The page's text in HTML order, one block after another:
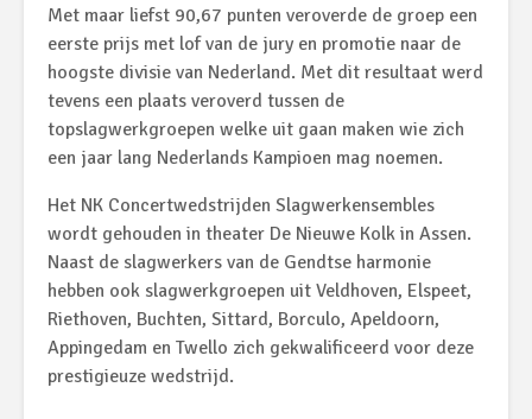
Met maar liefst 90,67 punten veroverde de groep een
eerste prijs met lof van de jury en promotie naar de
hoogste divisie van Nederland. Met dit resultaat werd
tevens een plaats veroverd tussen de
topslagwerkgroepen welke uit gaan maken wie zich
een jaar lang Nederlands Kampioen mag noemen.
Het NK Concertwedstrijden Slagwerkensembles
wordt gehouden in theater De Nieuwe Kolk in Assen.
Naast de slagwerkers van de Gendtse harmonie
hebben ook slagwerkgroepen uit Veldhoven, Elspeet,
Riethoven, Buchten, Sittard, Borculo, Apeldoorn,
Appingedam en Twello zich gekwalificeerd voor deze
prestigieuze wedstrijd.